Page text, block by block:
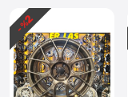
- %
2